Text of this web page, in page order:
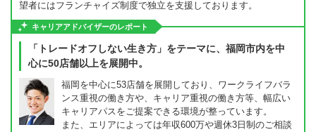
望者にはフランチャイズ制度で独立を支援しております。
キャリアアドバイザーのレポート
「トレードオフしない生き方」をテーマに、福岡市内を中
心に50店舗以上を展開中。
福岡を中心に53店舗を展開しており、ワークライフバラ
ンス重視の働き方や、キャリア重視の働き方等、幅広い
キャリアパスをご提案できる環境が整っています。
また、エリアによっては年収600万や週休3日制のご相談